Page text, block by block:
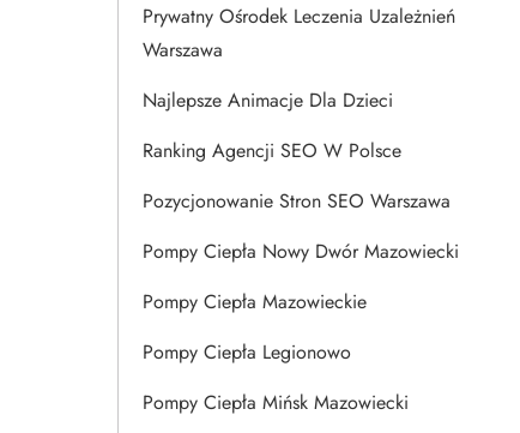
Prywatny Ośrodek Leczenia Uzależnień
Warszawa
Najlepsze Animacje Dla Dzieci
Ranking Agencji SEO W Polsce
Pozycjonowanie Stron SEO Warszawa
Pompy Ciepła Nowy Dwór Mazowiecki
Pompy Ciepła Mazowieckie
Pompy Ciepła Legionowo
Pompy Ciepła Mińsk Mazowiecki